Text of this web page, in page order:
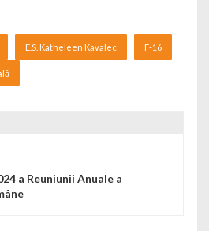
E.S. Katheleen Kavalec F-16
a Reuniunii Anuale a